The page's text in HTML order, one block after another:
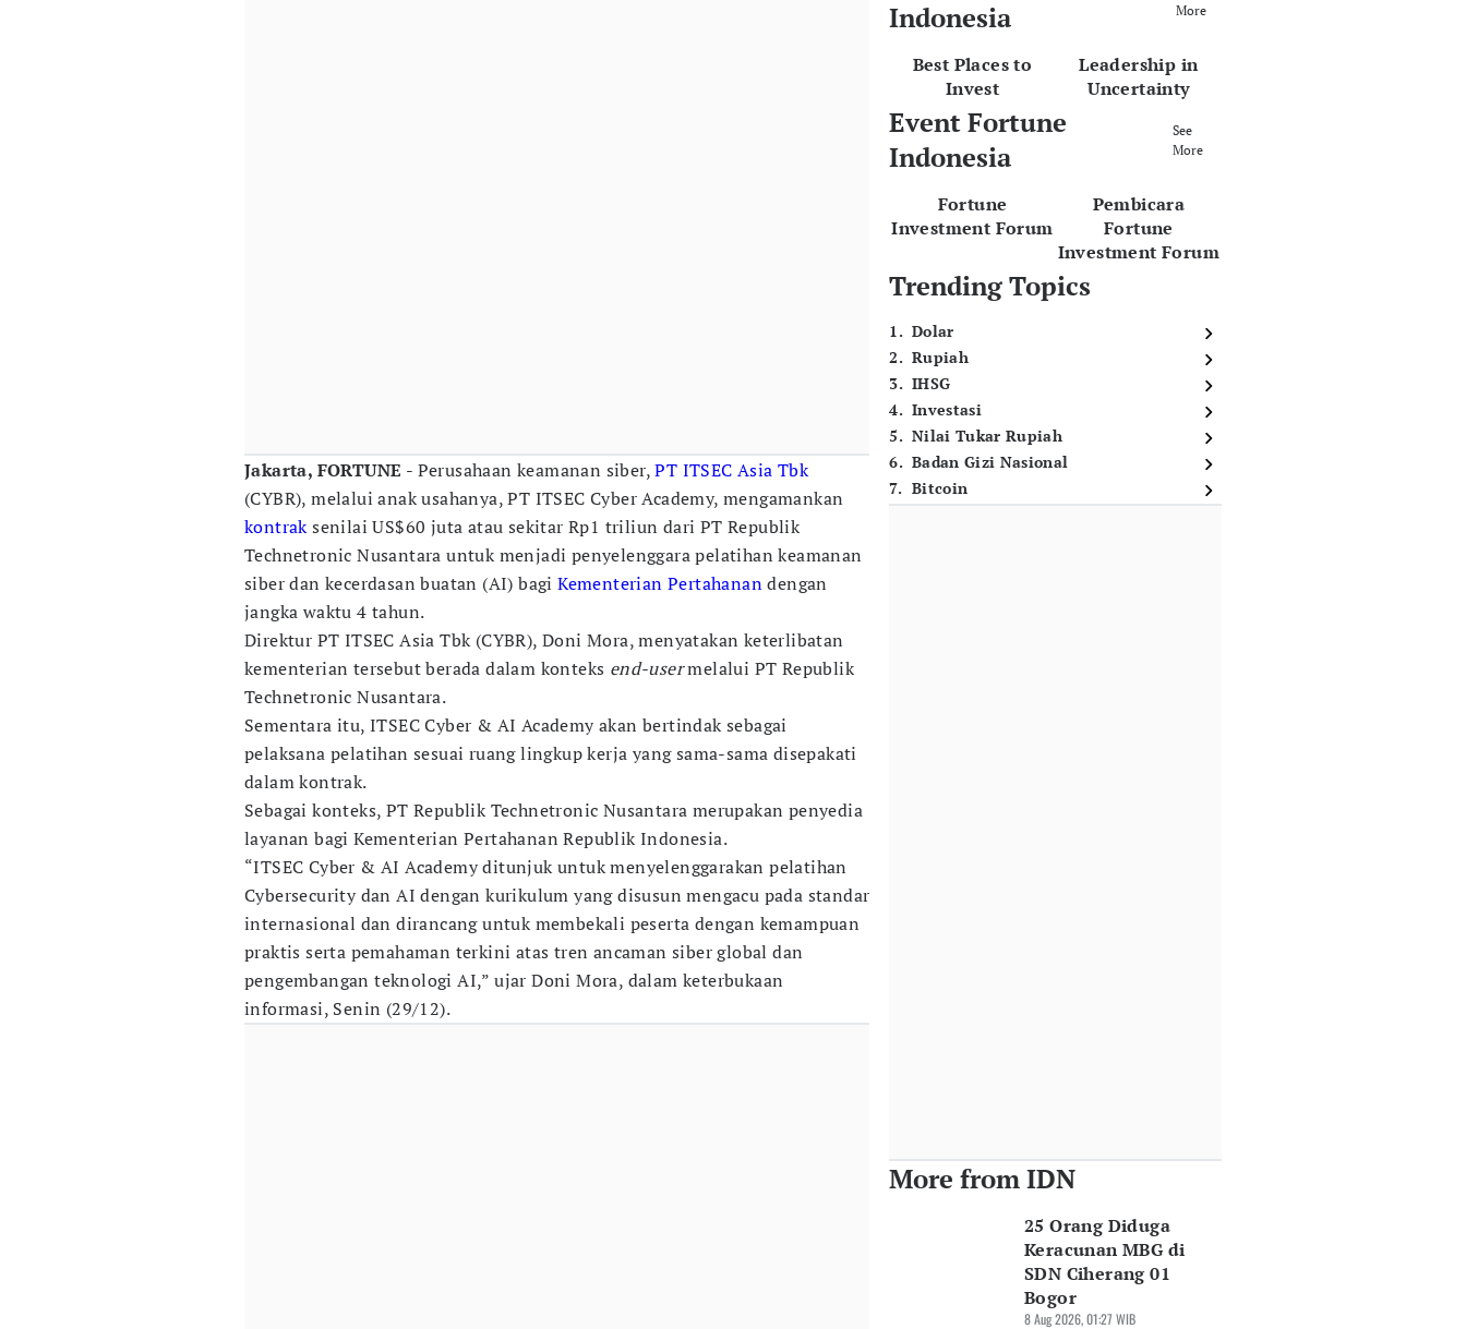
Jakarta, FORTUNE - Perusahaan keamanan siber,PT ITSEC Asia Tbk
(CYBR), melalui anak usahanya, PT ITSEC Cyber Academy, mengamankan
kontraksenilai US$60 juta atau sekitar Rp1 triliun dari PT Republik
Technetronic Nusantara untuk menjadi penyelenggara pelatihan keamanan
siber dan kecerdasan buatan (AI) bagiKementerian Pertahanandengan
jangka waktu 4 tahun.
Direktur PT ITSEC Asia Tbk (CYBR), Doni Mora, menyatakan keterlibatan
kementerian tersebut berada dalam konteks end-usermelalui PT Republik
Technetronic Nusantara.
Sementara itu, ITSEC Cyber & AI Academy akan bertindak sebagai
pelaksana pelatihan sesuai ruang lingkup kerja yang sama-sama disepakati
dalam kontrak.
Sebagai konteks, PT Republik Technetronic Nusantara merupakan penyedia
layanan bagi Kementerian Pertahanan Republik Indonesia.
“ITSEC Cyber & AI Academy ditunjuk untuk menyelenggarakan pelatihan
Cybersecurity dan AI dengan kurikulum yang disusun mengacu pada standar
internasional dan dirancang untuk membekali peserta dengan kemampuan
praktis serta pemahaman terkini atas tren ancaman siber global dan
pengembangan teknologi AI,” ujar Doni Mora, dalam keterbukaan
informasi, Senin (29/12).
Indonesia
More
Best Places to
Invest
Leadership in
Uncertainty
Event Fortune
Indonesia
See
More
Fortune
Investment Forum
Pembicara
Fortune
Investment Forum
Trending Topics
1. Dolar
2. Rupiah
3. IHSG
4. Investasi
5. Nilai Tukar Rupiah
6. Badan Gizi Nasional
7. Bitcoin
More from IDN
25 Orang Diduga
Keracunan MBG di
SDN Ciherang 01
Bogor
8 Aug 2026, 01:27 WIB